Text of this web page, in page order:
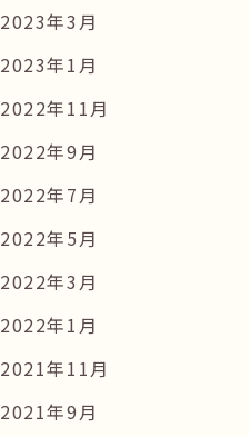
2023年3月
2023年1月
2022年11月
2022年9月
2022年7月
2022年5月
2022年3月
2022年1月
2021年11月
2021年9月